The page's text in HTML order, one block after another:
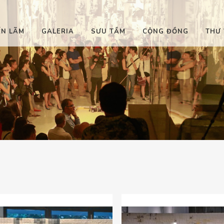
LÃM GALERIA SƯU TẦM CỘNG ĐỒNG THƯ